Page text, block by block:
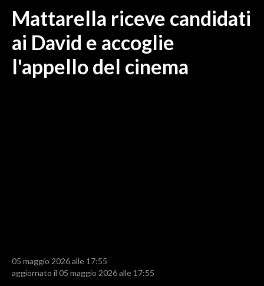
ITALIA
MONDO
RISULTATI E CLASSIFICHE
Mattarella riceve candidati
ai David e accoglie
l'appello del cinema
05 maggio 2026 alle 17:55
aggiornato il 05 maggio 2026 alle 17:55